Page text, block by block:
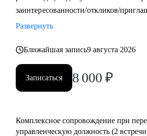
системы мотивации и использую
для достижения бизнес-результатов;
построения партнерских отношений;
• Сотрудничаю с ВУЗами в разрезе
студентов;
• Аудит резюме для управляющих
заинтересованности/откликов/
Развернуть
Ближайшая запись9 августа 2026
Записаться 8 000 ₽
Комплексное сопровождение при
управленческую должность (2